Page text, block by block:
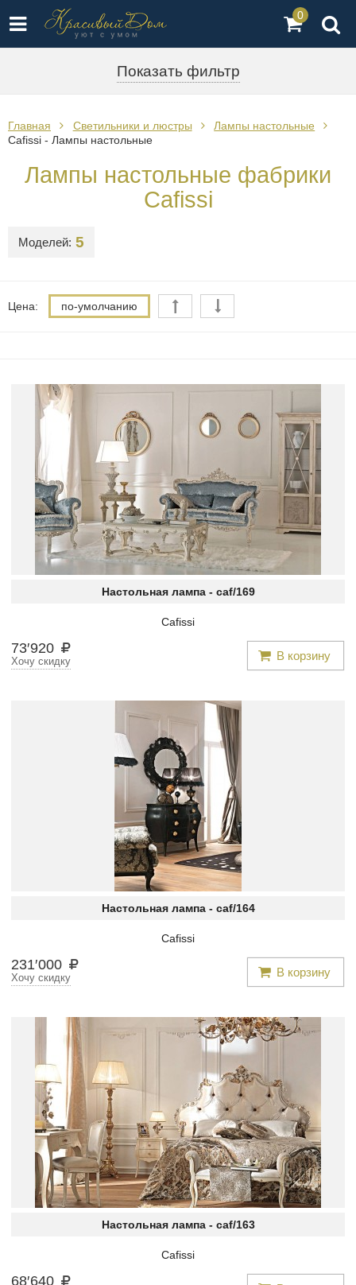
0
Показать фильтр
Главная Светильники и люстры
Лампы настольные
Cafissi - Лампы настольные
Лампы настольные фабрики
Cafissi
Моделей: 5
Цена: по-умолчанию
Настольная лампа - caf/169
Cafissi
73′920 В корзину
Хочу скидку
Настольная лампа - caf/164
Cafissi
231′000 В корзину
Хочу скидку
Настольная лампа - caf/163
Cafissi
68′640